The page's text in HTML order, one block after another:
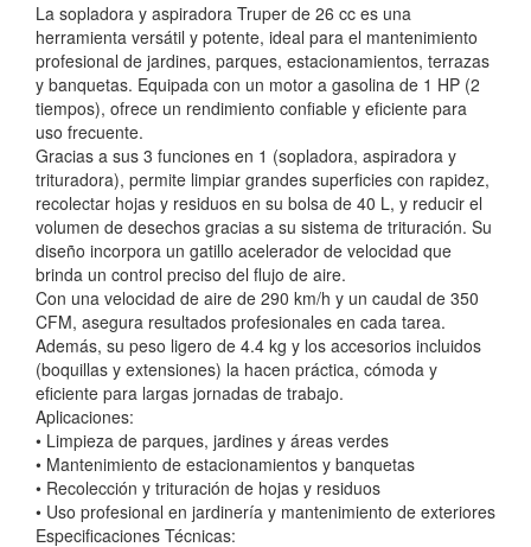
La sopladora y aspiradora Truper de 26 cc es una
herramienta versátil y potente, ideal para el mantenimiento
profesional de jardines, parques, estacionamientos, terrazas
y banquetas. Equipada con un motor a gasolina de 1 HP (2
tiempos), ofrece un rendimiento confiable y eficiente para
uso frecuente.
Gracias a sus 3 funciones en 1 (sopladora, aspiradora y
trituradora), permite limpiar grandes superficies con rapidez,
recolectar hojas y residuos en su bolsa de 40 L, y reducir el
volumen de desechos gracias a su sistema de trituración. Su
diseño incorpora un gatillo acelerador de velocidad que
brinda un control preciso del flujo de aire.
Con una velocidad de aire de 290 km/h y un caudal de 350
CFM, asegura resultados profesionales en cada tarea.
Además, su peso ligero de 4.4 kg y los accesorios incluidos
(boquillas y extensiones) la hacen práctica, cómoda y
eficiente para largas jornadas de trabajo.
Aplicaciones:
• Limpieza de parques, jardines y áreas verdes
• Mantenimiento de estacionamientos y banquetas
• Recolección y trituración de hojas y residuos
• Uso profesional en jardinería y mantenimiento de exteriores
Especificaciones Técnicas: